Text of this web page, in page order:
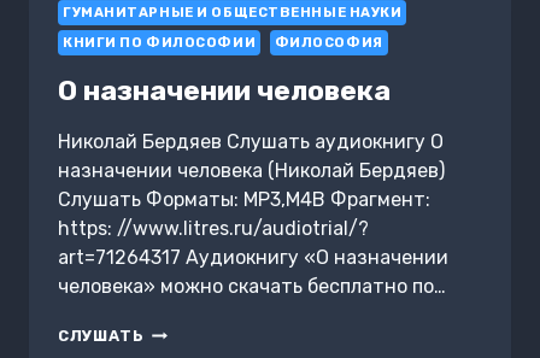
1
ГУМАНИТАРНЫЕ И ОБЩЕСТВЕННЫЕ НАУКИ
КНИГИ ПО ФИЛОСОФИИ
ФИЛОСОФИЯ
О назначении человека
Николай Бердяев Слушать аудиокнигу О
назначении человека (Николай Бердяев)
Слушать Форматы: MP3,M4B Фрагмент:
https: //www.litres.ru/audiotrial/?
art=71264317 Аудиокнигу «О назначении
человека» можно скачать бесплатно по…
СЛУШАТЬ О